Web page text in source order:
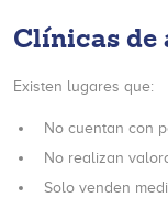
Clínicas de
Existen lugares que:
No cuentan con
No realizan
Solo venden